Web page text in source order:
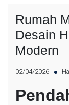
Rumah
Desain
Modern
02/04/2026